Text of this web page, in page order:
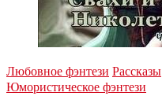
Любовное фэнтези Рассказы
Юмористическое фэнтези